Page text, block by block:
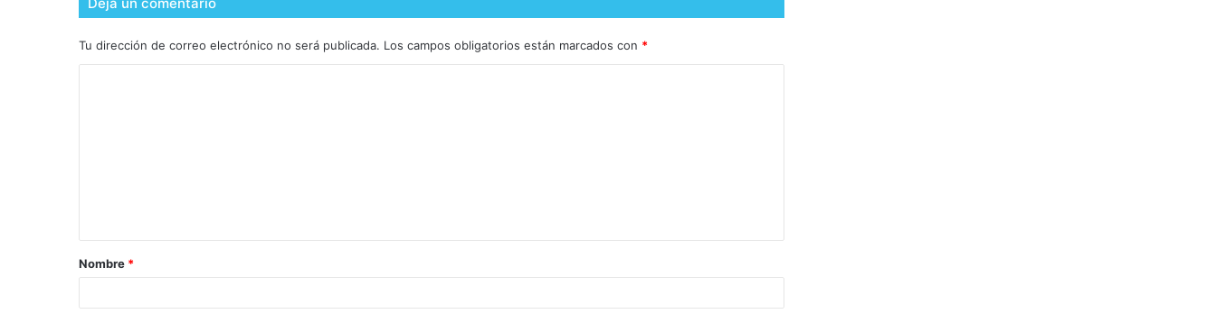
Tu dirección de correo electrónico no será publicada. Los campos obligatorios están marcados con *
Nombre *